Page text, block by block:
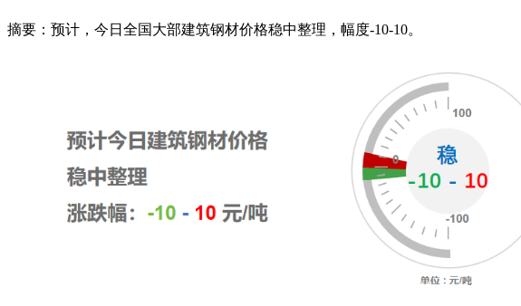
摘要：预计，今日全国大部建筑钢材价格稳中整理，幅度-10-10。